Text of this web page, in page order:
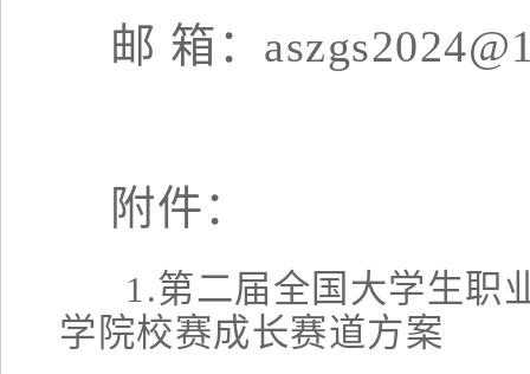
邮 箱： aszgs2024
附件：
1.第二届全国大学生职
学院校赛成长赛道方案